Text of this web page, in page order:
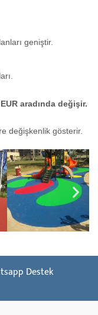
geniştir.
aradında değişir.
değişkenlik gösterir.
Destek